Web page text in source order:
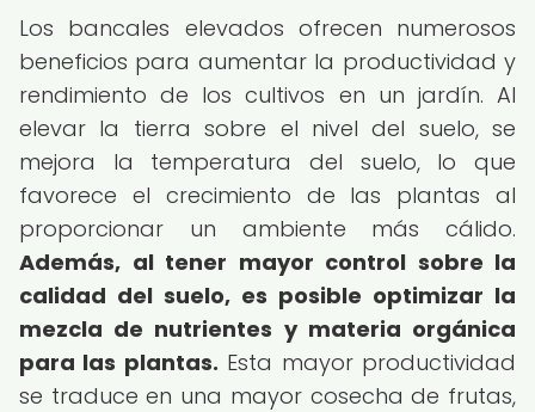
Los bancales elevados ofrecen numerosos
beneficios para aumentar la productividad y
rendimiento de los cultivos en un jardín. Al
elevar la tierra sobre el nivel del suelo, se
mejora la temperatura del suelo, lo que
favorece el crecimiento de las plantas al
proporcionar un ambiente más cálido.
Además, al tener mayor control sobre la
calidad del suelo, es posible optimizar la
mezcla de nutrientes y materia orgánica
para las plantas. Esta mayor productividad
se traduce en una mayor cosecha de frutas,